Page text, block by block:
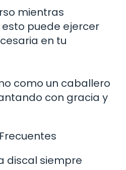
mientras
puede ejercer
en tu
como un caballero
con gracia y
discal siempre